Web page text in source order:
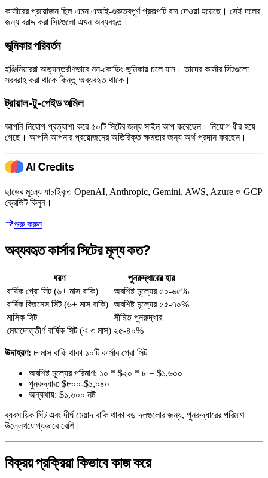
কার্সারের প্রয়োজন ছিল এমন এআই-গুরুত্বপূর্ণ প্রকল্পটি বাদ দেওয়া হয়েছে। সেই দলের
জন্য বরাদ্দ করা সিটগুলো এখন অব্যবহৃত।
ভূমিকার পরিবর্তন
ইঞ্জিনিয়াররা অভ্যন্তরীণভাবে নন-কোডিং ভূমিকায় চলে যান। তাদের কার্সার সিটগুলো
সরবরাহ করা থাকে কিন্তু অব্যবহৃত থাকে।
ট্রায়াল-টু-পেইড অমিল
আপনি নিয়োগ প্রত্যাশা করে ৫০টি সিটের জন্য সাইন আপ করেছেন। নিয়োগ ধীর হয়ে
গেছে। আপনি আপনার প্রয়োজনের অতিরিক্ত ক্ষমতার জন্য অর্থ প্রদান করছেন।
ছাড়ের মূল্যে যাচাইকৃত OpenAI, Anthropic, Gemini, AWS, Azure ও GCP
ক্রেডিট কিনুন।
শুরু করুন
অব্যবহৃত কার্সার সিটের মূল্য কত?
ধরণ
পুনরুদ্ধারের হার
বার্ষিক প্রো সিট (৬+ মাস বাকি)
অবশিষ্ট মূল্যের ৫০-৬৫%
বার্ষিক বিজনেস সিট (৬+ মাস বাকি) অবশিষ্ট মূল্যের ৫৫-৭০%
মাসিক সিট
সীমিত পুনরুদ্ধার
মেয়াদোত্তীর্ণ বার্ষিক সিট (< ৩ মাস) ২৫-৪০%
উদাহরণ: ৮ মাস বাকি থাকা ১০টি কার্সার প্রো সিট
অবশিষ্ট মূল্যের পরিমাণ: ১০ * $২০ * ৮ = $১,৬০০
পুনরুদ্ধার: $৮০০-$১,০৪০
অন্যথায়: $১,৬০০ নষ্ট
ব্যবসায়িক সিট এবং দীর্ঘ মেয়াদ বাকি থাকা বড় দলগুলোর জন্য, পুনরুদ্ধারের পরিমাণ
উল্লেখযোগ্যভাবে বেশি।
বিক্রয় প্রক্রিয়া কিভাবে কাজ করে